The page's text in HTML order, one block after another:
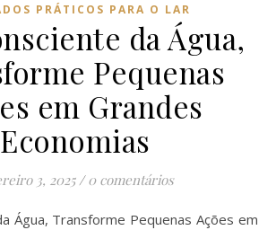
PRÁTICOS PARA O LAR
da Água,
Pequenas
em Grandes
Economias
3, 2025 / 0 comentários